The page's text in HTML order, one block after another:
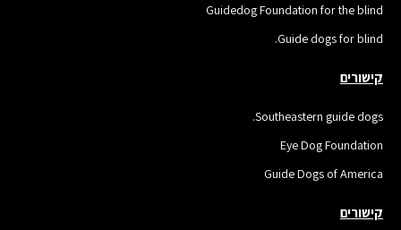
Guidedog Foundation for the blind
Guide dogs for blind.
קישורים
Southeastern guide dogs.
Eye Dog Foundation
Guide Dogs of America
קישורים